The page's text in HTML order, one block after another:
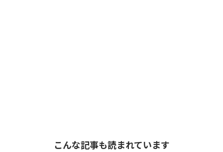
こんな記事も読まれています